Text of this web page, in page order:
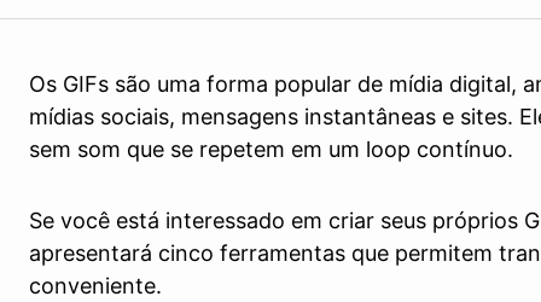
Os GIFs são uma forma popular de mídia digital,
mídias sociais, mensagens instantâneas e sites.
sem som que se repetem em um loop contínuo.
Se você está interessado em criar seus próprios
apresentará cinco ferramentas que permitem
conveniente.